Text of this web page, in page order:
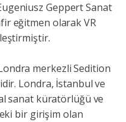
Geppert Sanat
eğitmen olarak VR
merkezli Sedition
Londra, İstanbul ve
sanat küratörlüğü ve
bir girişim olan